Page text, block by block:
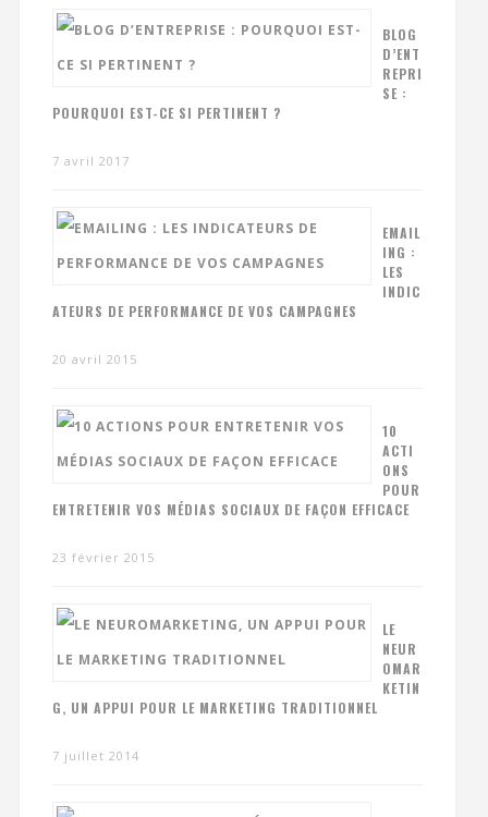
BLOG
D’ENT
REPRI
SE :
POURQUOI EST-CE SI PERTINENT ?
7 avril 2017
EMAIL
ING :
LES
INDIC
ATEURS DE PERFORMANCE DE VOS CAMPAGNES
20 avril 2015
10
ACTI
ONS
POUR
ENTRETENIR VOS MÉDIAS SOCIAUX DE FAÇON EFFICACE
23 février 2015
LE
NEUR
OMAR
KETIN
G, UN APPUI POUR LE MARKETING TRADITIONNEL
7 juillet 2014